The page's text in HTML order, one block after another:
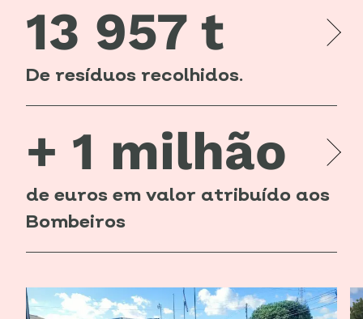
13 957 t
De resíduos recolhidos.
+ 1 milhão
de euros em valor atribuído aos
Bombeiros